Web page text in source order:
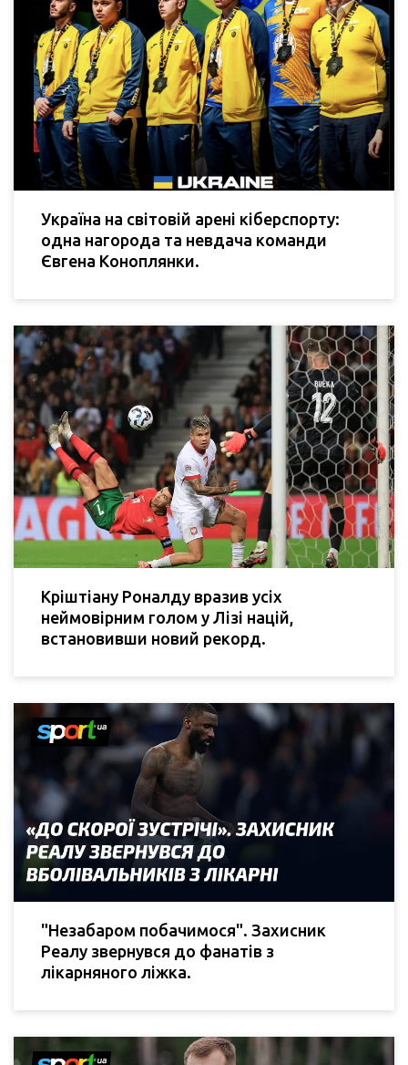
Україна на світовій арені кіберспорту:
одна нагорода та невдача команди
Євгена Коноплянки.
Кріштіану Роналду вразив усіх
неймовірним голом у Лізі націй,
встановивши новий рекорд.
"Незабаром побачимося". Захисник
Реалу звернувся до фанатів з
лікарняного ліжка.